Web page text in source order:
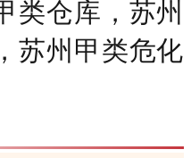
类仓库，苏州
苏州甲类危化